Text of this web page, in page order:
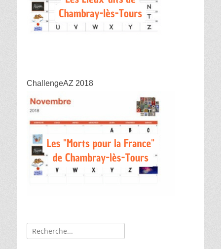
ChallengeAZ 2018
Recherche
de: